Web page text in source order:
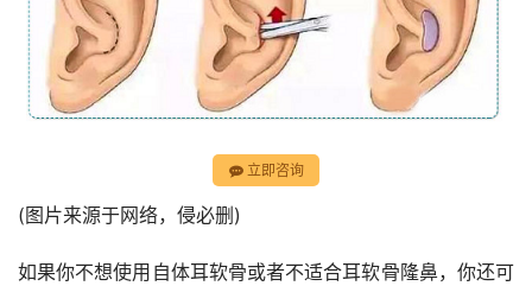
立即咨询
(图片来源于网络，侵必删)
如果你不想使用自体耳软骨或者不适合耳软骨隆鼻，你还可